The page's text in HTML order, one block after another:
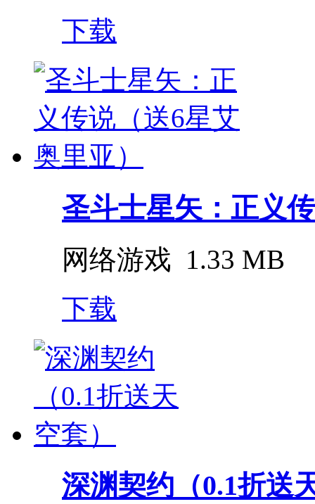
下载
圣斗士星矢：正义
网络游戏 1.33 MB
下载
深渊契约（0.1折送